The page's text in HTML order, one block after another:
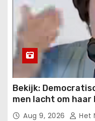
Bekijk:
men lacht om
grensbeveiliging
Aug 9, 2026 Het